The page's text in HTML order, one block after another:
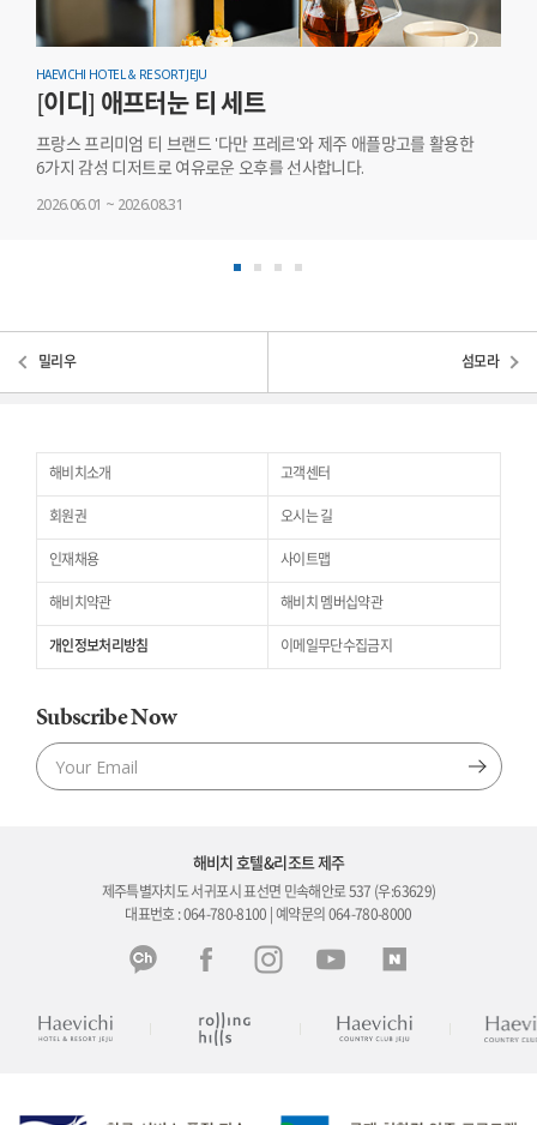
HAEVICHI HOTEL & RESORT JEJU
[이디] 애프터눈 티 세트
프랑스 프리미엄 티 브랜드 '다만 프레르'와 제주 애플망고를 활용한
6가지 감성 디저트로 여유로운 오후를 선사합니다.
2026.06.01 ~ 2026.08.31
밀리우 섬모라
해비치소개 고객센터
회원권 오시는 길
인재채용 사이트맵
해비치약관 해비치 멤버십약관
개인정보처리방침 이메일무단수집금지
Subscribe Now
해비치 호텔&리조트 제주
제주특별자치도 서귀포시 표선면 민속해안로 537 (우:63629)
대표번호 : 064-780-8100 | 예약문의 064-780-8000